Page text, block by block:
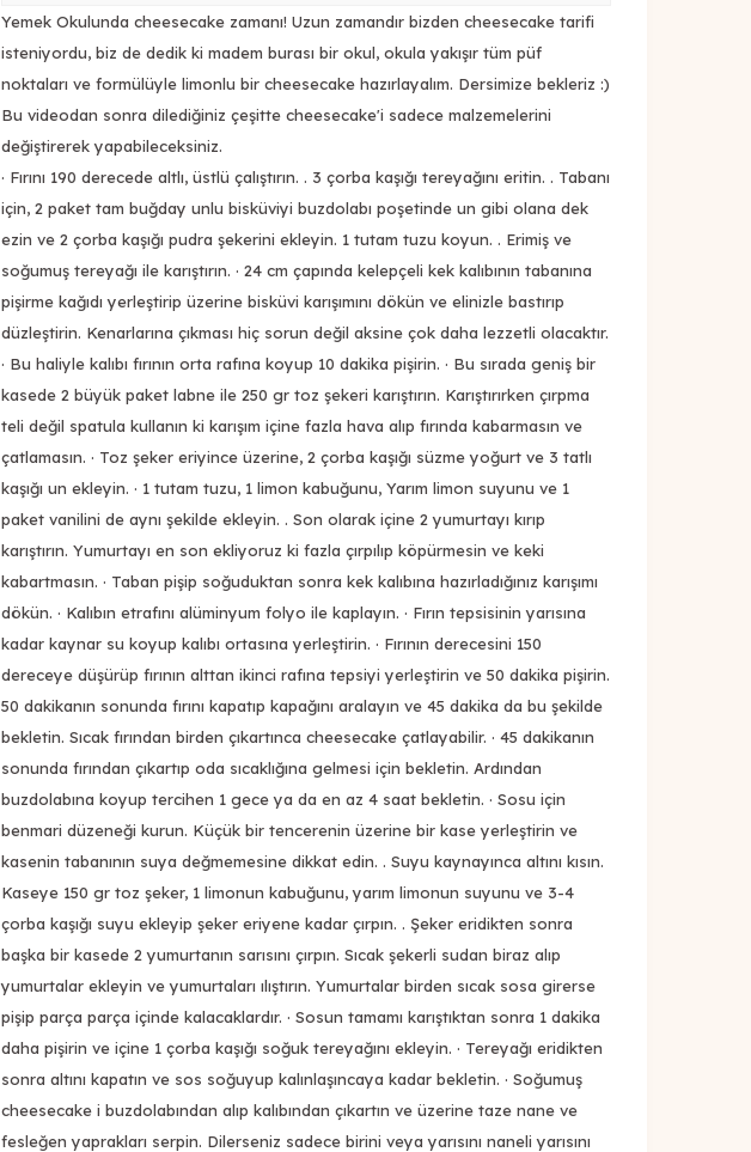
Yemek Okulunda cheesecake zamanı! Uzun zamandır bizden cheesecake tarifi
isteniyordu, biz de dedik ki madem burası bir okul, okula yakışır tüm püf
noktaları ve formülüyle limonlu bir cheesecake hazırlayalım. Dersimize bekleriz :)
Bu videodan sonra dilediğiniz çeşitte cheesecake'i sadece malzemelerini
değiştirerek yapabileceksiniz.
· Fırını 190 derecede altlı, üstlü çalıştırın. . 3 çorba kaşığı tereyağını eritin. . Tabanı
için, 2 paket tam buğday unlu bisküviyi buzdolabı poşetinde un gibi olana dek
ezin ve 2 çorba kaşığı pudra şekerini ekleyin. 1 tutam tuzu koyun. . Erimiş ve
soğumuş tereyağı ile karıştırın. · 24 cm çapında kelepçeli kek kalıbının tabanına
pişirme kağıdı yerleştirip üzerine bisküvi karışımını dökün ve elinizle bastırıp
düzleştirin. Kenarlarına çıkması hiç sorun değil aksine çok daha lezzetli olacaktır.
· Bu haliyle kalıbı fırının orta rafına koyup 10 dakika pişirin. · Bu sırada geniş bir
kasede 2 büyük paket labne ile 250 gr toz şekeri karıştırın. Karıştırırken çırpma
teli değil spatula kullanın ki karışım içine fazla hava alıp fırında kabarmasın ve
çatlamasın. · Toz şeker eriyince üzerine, 2 çorba kaşığı süzme yoğurt ve 3 tatlı
kaşığı un ekleyin. · 1 tutam tuzu, 1 limon kabuğunu, Yarım limon suyunu ve 1
paket vanilini de aynı şekilde ekleyin. . Son olarak içine 2 yumurtayı kırıp
karıştırın. Yumurtayı en son ekliyoruz ki fazla çırpılıp köpürmesin ve keki
kabartmasın. · Taban pişip soğuduktan sonra kek kalıbına hazırladığınız karışımı
dökün. · Kalıbın etrafını alüminyum folyo ile kaplayın. · Fırın tepsisinin yarısına
kadar kaynar su koyup kalıbı ortasına yerleştirin. · Fırının derecesini 150
dereceye düşürüp fırının alttan ikinci rafına tepsiyi yerleştirin ve 50 dakika pişirin.
50 dakikanın sonunda fırını kapatıp kapağını aralayın ve 45 dakika da bu şekilde
bekletin. Sıcak fırından birden çıkartınca cheesecake çatlayabilir. · 45 dakikanın
sonunda fırından çıkartıp oda sıcaklığına gelmesi için bekletin. Ardından
buzdolabına koyup tercihen 1 gece ya da en az 4 saat bekletin. · Sosu için
benmari düzeneği kurun. Küçük bir tencerenin üzerine bir kase yerleştirin ve
kasenin tabanının suya değmemesine dikkat edin. . Suyu kaynayınca altını kısın.
Kaseye 150 gr toz şeker, 1 limonun kabuğunu, yarım limonun suyunu ve 3-4
çorba kaşığı suyu ekleyip şeker eriyene kadar çırpın. . Şeker eridikten sonra
başka bir kasede 2 yumurtanın sarısını çırpın. Sıcak şekerli sudan biraz alıp
yumurtalar ekleyin ve yumurtaları ılıştırın. Yumurtalar birden sıcak sosa girerse
pişip parça parça içinde kalacaklardır. · Sosun tamamı karıştıktan sonra 1 dakika
daha pişirin ve içine 1 çorba kaşığı soğuk tereyağını ekleyin. · Tereyağı eridikten
sonra altını kapatın ve sos soğuyup kalınlaşıncaya kadar bekletin. · Soğumuş
cheesecake i buzdolabından alıp kalıbından çıkartın ve üzerine taze nane ve
fesleğen yaprakları serpin. Dilerseniz sadece birini veya yarısını naneli yarısını